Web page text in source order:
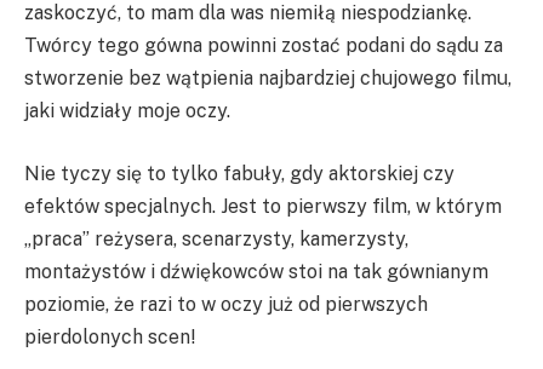
zaskoczyć, to mam dla was niemiłą niespodziankę.
Twórcy tego gówna powinni zostać podani do sądu za
stworzenie bez wątpienia najbardziej chujowego filmu,
jaki widziały moje oczy.
Nie tyczy się to tylko fabuły, gdy aktorskiej czy
efektów specjalnych. Jest to pierwszy film, w którym
„praca” reżysera, scenarzysty, kamerzysty,
montażystów i dźwiękowców stoi na tak gównianym
poziomie, że razi to w oczy już od pierwszych
pierdolonych scen!